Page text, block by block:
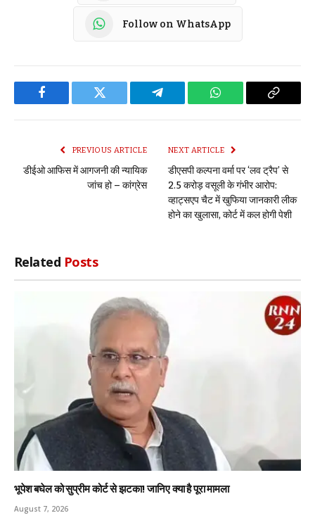
Follow on WhatsApp
Facebook Twitter Telegram WhatsApp Copy
PREVIOUS ARTICLE
डीईओ आफिस में आगजनी की न्यायिक
जांच हो – कांग्रेस
NEXT ARTICLE
डीएसपी कल्पना वर्मा पर ‘लव ट्रैप’ से
2.5 करोड़ वसूली के गंभीर आरोप:
व्हाट्सएप चैट में खुफिया जानकारी लीक
होने का खुलासा, कोर्ट में कल होगी पेशी
Related Posts
भूपेश बघेल को सुप्रीम कोर्ट से झटका! जानिए क्या है पूरा मामला
August 7, 2026